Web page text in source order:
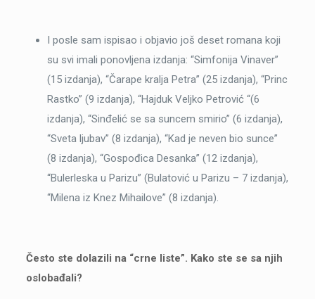
I posle sam ispisao i objavio još deset romana koji
su svi imali ponovljena izdanja: “Simfonija Vinaver”
(15 izdanja), “Čarape kralja Petra” (25 izdanja), “Princ
Rastko” (9 izdanja), “Hajduk Veljko Petrović “(6
izdanja), “Sinđelić se sa suncem smirio” (6 izdanja),
“Sveta ljubav” (8 izdanja), “Kad je neven bio sunce”
(8 izdanja), “Gospođica Desanka” (12 izdanja),
“Bulerleska u Parizu” (Bulatović u Parizu – 7 izdanja),
“Milena iz Knez Mihailove” (8 izdanja).
Često ste dolazili na “crne liste”. Kako ste se sa njih
oslobađali?